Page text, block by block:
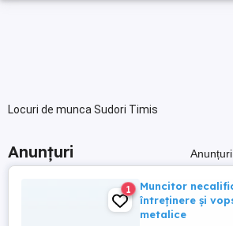
Locuri de munca Sudori Timis
Anunțuri
1
Muncitor
întreținere și
metalice